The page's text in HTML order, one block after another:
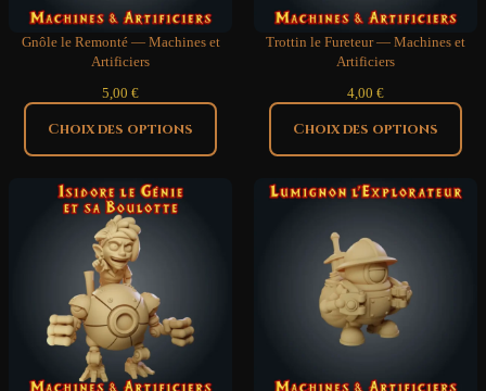
Gnôle le Remonté — Machines et
Artificiers
5,00 €
Choix des options
Trottin le Fureteur — Machines et
Artificiers
4,00 €
Choix des options